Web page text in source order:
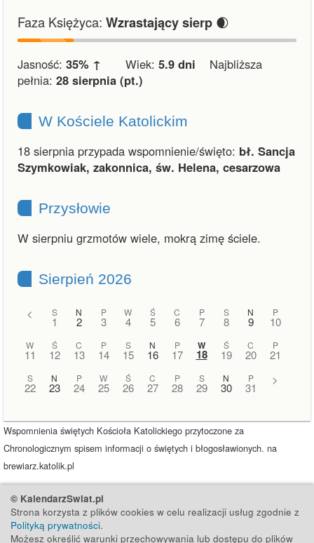
Faza Księżyca: Wzrastający sierp 🌒
Jasność: 35% ↑ Wiek: 5.9 dni Najbliższa
pełnia: 28 sierpnia (pt.)
W Kościele Katolickim
18 sierpnia przypada wspomnienie/święto: bł. Sancja
Szymkowiak, zakonnica, św. Helena, cesarzowa
Przysłowie
W sierpniu grzmotów wiele, mokrą zimę ściele.
Sierpień 2026
< S
1
N
2
P
3
W
4
Ś
5
C
6
P
7
S
8
N
9
P
10
W
11
Ś
12
C
13
P
14
S
15
N
16
P
17
W
18
Ś
19
C
20
P
21
S
22
N
23
P
24
W
25
Ś
26
C
27
P
28
S
29
N
30
P
31
>
Wspomnienia świętych Kościoła Katolickiego przytoczone za
Chronologicznym spisem informacji o świętych i błogosławionych. na
brewiarz.katolik.pl
© KalendarzSwiat.pl
Strona korzysta z plików cookies w celu realizacji usług zgodnie z
Polityką prywatności.
Możesz określić warunki przechowywania lub dostępu do plików